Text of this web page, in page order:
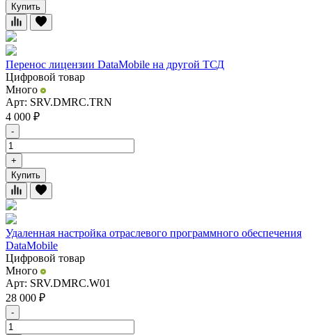
Купить
Перенос лицензии DataMobile на другой ТСД
Цифровой товар
Много
Арт: SRV.DMRC.TRN
4 000 ₽
-
+
Купить
Удаленная настройка отраслевого программного обеспечения
DataMobile
Цифровой товар
Много
Арт: SRV.DMRC.W01
28 000 ₽
-